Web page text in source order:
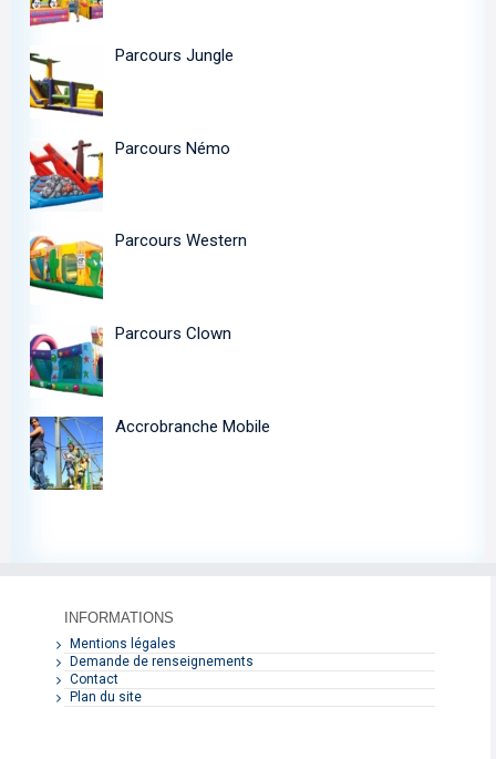
Parcours Jungle
Parcours Némo
Parcours Western
Parcours Clown
Accrobranche Mobile
INFORMATIONS
Mentions légales
Demande de renseignements
Contact
Plan du site